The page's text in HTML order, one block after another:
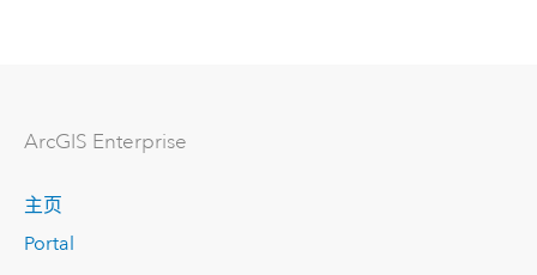
ArcGIS Enterprise
主页
Portal